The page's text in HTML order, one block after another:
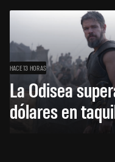
HACE 13 HORAS
La Odisea
dólares en